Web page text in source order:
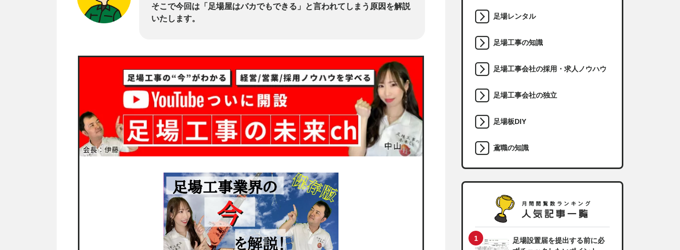
そこで今回は「足場屋はバカでもできる」と言われてしまう原因を解説
いたします。
足場レンタル
足場工事の知識
足場工事会社の採用・求人ノウハウ
足場工事会社の独立
足場板DIY
鳶職の知識
足場設置届を提出する前に必